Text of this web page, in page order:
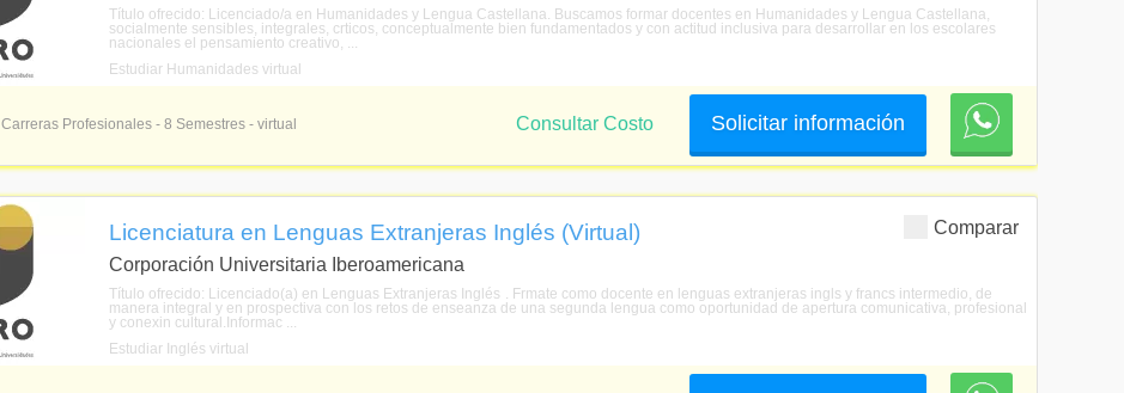
Título ofrecido: Licenciado/a en Humanidades y Lengua Castellana. Buscamos formar docentes en Humanidades y Lengua Castellana,
socialmente sensibles, integrales, crticos, conceptualmente bien fundamentados y con actitud inclusiva para desarrollar en los escolares
nacionales el pensamiento creativo, ...
Estudiar Humanidades virtual
Carreras Profesionales - 8 Semestres - virtual Solicitar información
Consultar Costo
Comparar
Licenciatura en Lenguas Extranjeras Inglés (Virtual)
Corporación Universitaria Iberoamericana
Título ofrecido: Licenciado(a) en Lenguas Extranjeras Inglés . Frmate como docente en lenguas extranjeras ingls y francs intermedio, de
manera integral y en prospectiva con los retos de enseanza de una segunda lengua como oportunidad de apertura comunicativa, profesional
y conexin cultural.Informac ...
Estudiar Inglés virtual